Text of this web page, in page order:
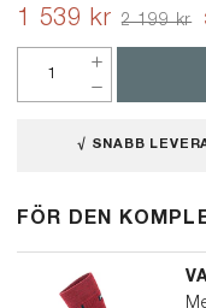
1 539 kr 2 199 kr
√ SNABB
FÖR DEN